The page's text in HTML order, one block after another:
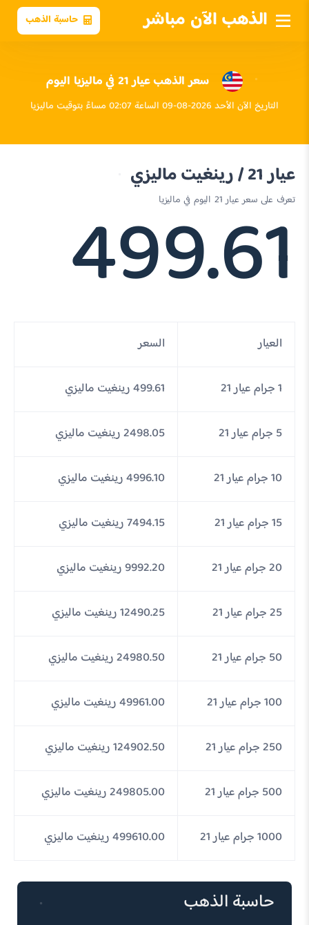
الذهب الآن مباشر حاسبة الذهب
سعر الذهب عيار 21 في ماليزيا اليوم
التاريخ الآن الأحد 2026-08-09 الساعة 02:07 مساءً بتوقيت ماليزيا
عيار 21 / رينغيت ماليزي
تعرف على سعر عيار 21 اليوم في ماليزيا
499.61
العيار السعر
1 جرام عيار 21 499.61 رينغيت ماليزي
5 جرام عيار 21 2498.05 رينغيت ماليزي
10 جرام عيار 21 4996.10 رينغيت ماليزي
15 جرام عيار 21 7494.15 رينغيت ماليزي
20 جرام عيار 21 9992.20 رينغيت ماليزي
25 جرام عيار 21 12490.25 رينغيت ماليزي
50 جرام عيار 21 24980.50 رينغيت ماليزي
100 جرام عيار 21 49961.00 رينغيت ماليزي
250 جرام عيار 21 124902.50 رينغيت ماليزي
500 جرام عيار 21 249805.00 رينغيت ماليزي
1000 جرام عيار 21 499610.00 رينغيت ماليزي
حاسبة الذهب